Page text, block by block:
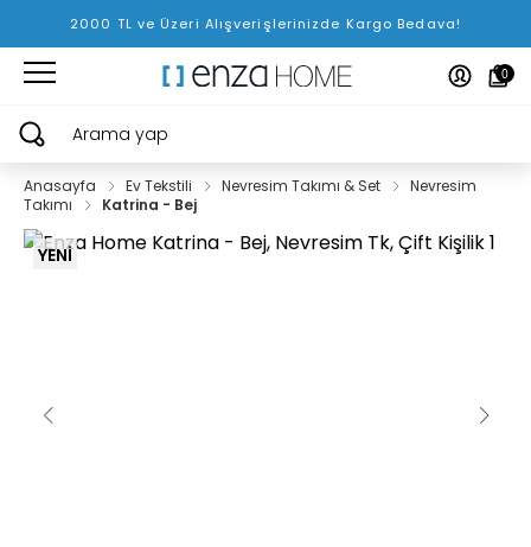
2000 TL ve Üzeri Alışverişlerinizde Kargo Bedava!
0
Arama yap
Anasayfa Ev Tekstili Nevresim Takımı & Set
Nevresim
Takımı
Katrina - Bej
YENİ